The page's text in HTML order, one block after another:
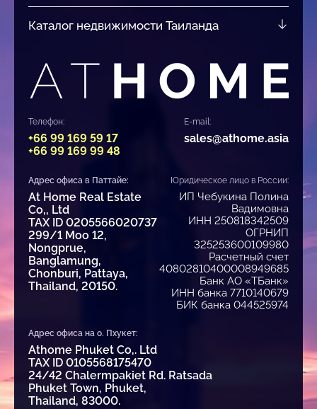
Каталог недвижимости Таиланда
Телефон:
+66 99 169 59 17
+66 99 169 99 48
E-mail:
sales@athome.asia
Адрес офиса в Паттайе:
At Home Real Estate
Co,, Ltd
TAX ID 0205566020737
299/1 Moo 12,
Nongprue,
Banglamung,
Chonburi, Pattaya,
Thailand, 20150.
Юридическое лицо в России:
ИП Чебукина Полина
Вадимовна
ИНН 250818342509
ОГРНИП
325253600109980
Расчетный счет
40802810400008949685
Банк АО «ТБанк»
ИНН банка 7710140679
БИК банка 044525974
Адрес офиса на о. Пхукет:
Athome Phuket Co,. Ltd
TAX ID 0105568175470
24/42 Chalermpakiet Rd. Ratsada
Phuket Town, Phuket,
Thailand, 83000.